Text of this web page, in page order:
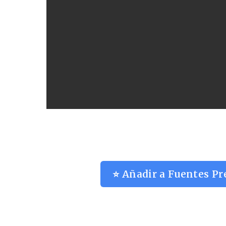
⭐ Añadir a Fuentes